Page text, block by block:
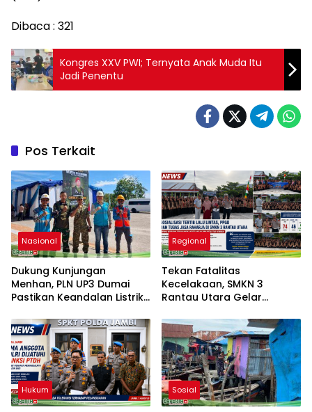
Dibaca : 321
Kongres XXV PWI; Ternyata Anak Muda Itu
Jadi Penentu
Pos Terkait
Nasional
Dukung Kunjungan
Menhan, PLN UP3 Dumai
Pastikan Keandalan Listrik
Regional
Tekan Fatalitas
Kecelakaan, SMKN 3
Rantau Utara Gelar
Lintas dan PPGD
Hukum Sosial